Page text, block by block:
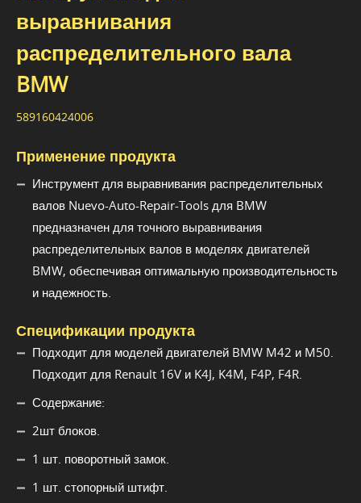
выравнивания
распределительного вала
BMW
589160424006
Применение продукта
Инструмент для выравнивания распределительных
валов Nuevo-Auto-Repair-Tools для BMW
предназначен для точного выравнивания
распределительных валов в моделях двигателей
BMW, обеспечивая оптимальную производительность
и надежность.
Спецификации продукта
Подходит для моделей двигателей BMW M42 и M50.
Подходит для Renault 16V и K4J, K4M, F4P, F4R.
Содержание:
2шт блоков.
1 шт. поворотный замок.
1 шт. стопорный штифт.